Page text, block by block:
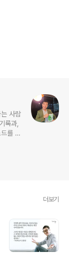
사람
록과,
를 전
더보기